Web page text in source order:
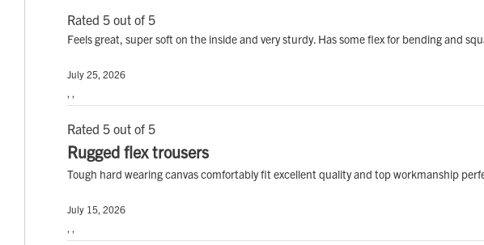
Rated 5 out of 5
Feels great, super soft on the inside and very sturdy. Has some flex for bending and
July 25, 2026
, ,
Rated 5 out of 5
Rugged flex trousers
Tough hard wearing canvas comfortably fit excellent quality and top workmanship
July 15, 2026
, ,